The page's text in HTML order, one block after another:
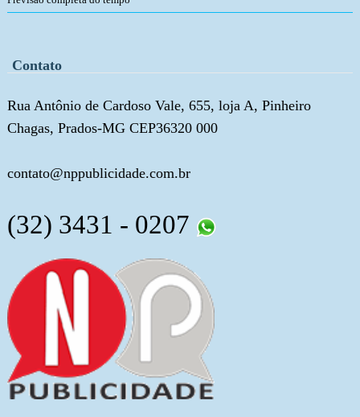
Contato
Rua Antônio de Cardoso Vale, 655, loja A, Pinheiro
Chagas, Prados-MG CEP36320 000
contato@nppublicidade.com.br
(32) 3431 - 0207